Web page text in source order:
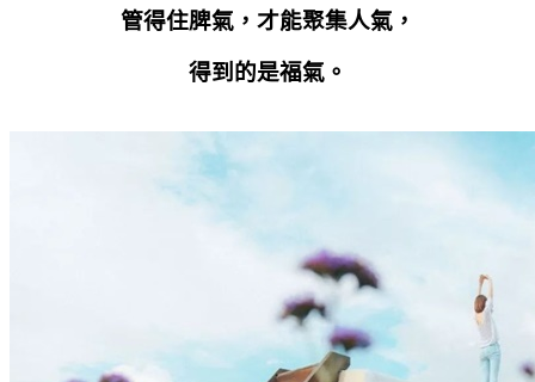
管得住脾氣，才能聚集人氣，
得到的是福氣。